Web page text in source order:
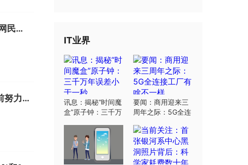
第52次《中国互联网络发展状况统计报告》发布：我国网民规模达10.79亿人
记者：三镇零转让没想象那么简单，今天被知晓证明之前努力未果
IT业界
讯息：揭秘“时间魔
盒”原子钟：三千万
要闻：商用迎来三
周年之际：5G全连